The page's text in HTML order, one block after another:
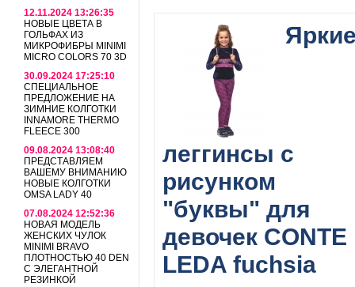
12.11.2024 13:26:35
НОВЫЕ ЦВЕТА В
ГОЛЬФАХ ИЗ
МИКРОФИБРЫ MINIMI
MICRO COLORS 70 3D
30.09.2024 17:25:10
СПЕЦИАЛЬНОЕ
ПРЕДЛОЖЕНИЕ НА
ЗИМНИЕ КОЛГОТКИ
INNAMORE THERMO
FLEECE 300
09.08.2024 13:08:40
ПРЕДСТАВЛЯЕМ
ВАШЕМУ ВНИМАНИЮ
НОВЫЕ КОЛГОТКИ
OMSA LADY 40
07.08.2024 12:52:36
НОВАЯ МОДЕЛЬ
ЖЕНСКИХ ЧУЛОК
MINIMI BRAVO
ПЛОТНОСТЬЮ 40 DEN
С ЭЛЕГАНТНОЙ
РЕЗИНКОЙ
леггинсы с
рисунком
"буквы" для
девочек CONTE
LEDA fuchsia